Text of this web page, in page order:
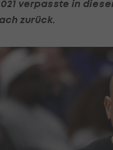
verpasste in
zurück.